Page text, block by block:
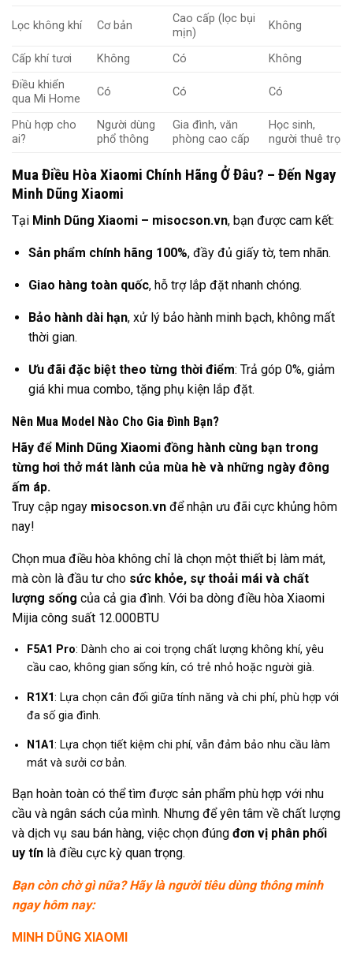
Lọc không khí Cơ bản
Cao cấp (lọc bụi
mịn)
Không
Cấp khí tươi Không Có
Không
Điều khiển
qua Mi Home
Có Có Có
Phù hợp cho
ai?
Người dùng
phổ thông
Gia đình, văn
phòng cao cấp
Học sinh,
người thuê trọ
Mua Điều Hòa Xiaomi Chính Hãng Ở Đâu? – Đến Ngay
Minh Dũng Xiaomi
Tại Minh Dũng Xiaomi – misocson.vn, bạn được cam kết:
Sản phẩm chính hãng 100%, đầy đủ giấy tờ, tem nhãn.
Giao hàng toàn quốc, hỗ trợ lắp đặt nhanh chóng.
Bảo hành dài hạn, xử lý bảo hành minh bạch, không mất
thời gian.
Ưu đãi đặc biệt theo từng thời điểm: Trả góp 0%, giảm
giá khi mua combo, tặng phụ kiện lắp đặt.
Nên Mua Model Nào Cho Gia Đình Bạn?
Hãy để Minh Dũng Xiaomi đồng hành cùng bạn trong
từng hơi thở mát lành của mùa hè và những ngày đông
ấm áp.
Truy cập ngay misocson.vn để nhận ưu đãi cực khủng hôm
nay!
Chọn mua điều hòa không chỉ là chọn một thiết bị làm mát,
mà còn là đầu tư cho sức khỏe, sự thoải mái và chất
lượng sống của cả gia đình. Với ba dòng điều hòa Xiaomi
Mijia công suất 12.000BTU
F5A1 Pro: Dành cho ai coi trọng chất lượng không khí, yêu
cầu cao, không gian sống kín, có trẻ nhỏ hoặc người già.
R1X1: Lựa chọn cân đối giữa tính năng và chi phí, phù hợp với
đa số gia đình.
N1A1: Lựa chọn tiết kiệm chi phí, vẫn đảm bảo nhu cầu làm
mát và sưởi cơ bản.
Bạn hoàn toàn có thể tìm được sản phẩm phù hợp với nhu
cầu và ngân sách của mình. Nhưng để yên tâm về chất lượng
và dịch vụ sau bán hàng, việc chọn đúng đơn vị phân phối
uy tín là điều cực kỳ quan trọng.
Bạn còn chờ gì nữa? Hãy là người tiêu dùng thông minh
ngay hôm nay:
MINH DŨNG XIAOMI